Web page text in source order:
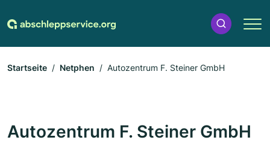
Startseite Netphen Autozentrum F. Steiner GmbH
Autozentrum F. Steiner GmbH